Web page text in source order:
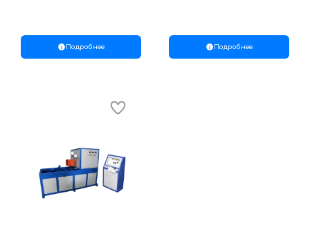
ТТ.441439.205
Подробнее
ТТ.441439.251
Подробнее